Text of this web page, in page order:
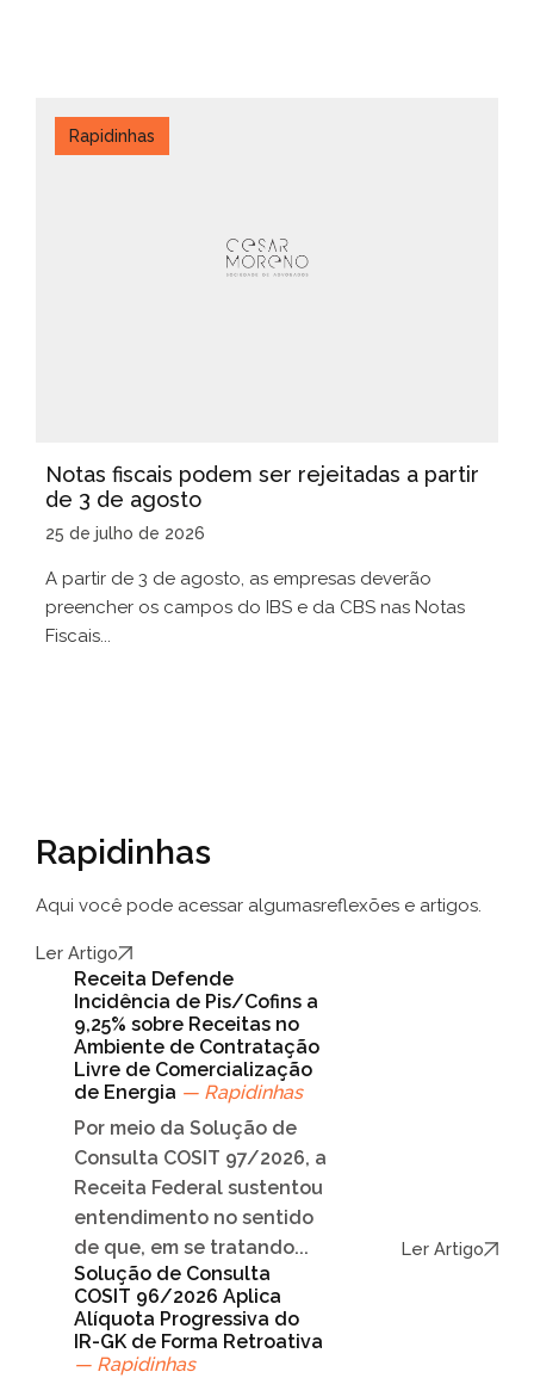
Rapidinhas
Notas fiscais podem ser rejeitadas a partir
de 3 de agosto
25 de julho de 2026
A partir de 3 de agosto, as empresas deverão
preencher os campos do IBS e da CBS nas Notas
Fiscais...
Rapidinhas
Aqui você pode acessar algumasreflexões e artigos.
Ler Artigo
Receita Defende
Incidência de Pis/Cofins a
9,25% sobre Receitas no
Ambiente de Contratação
Livre de Comercialização
de Energia — Rapidinhas
Por meio da Solução de
Consulta COSIT 97/2026, a
Receita Federal sustentou
entendimento no sentido
de que, em se tratando...
Ler Artigo
Solução de Consulta
COSIT 96/2026 Aplica
Alíquota Progressiva do
IR-GK de Forma Retroativa
— Rapidinhas